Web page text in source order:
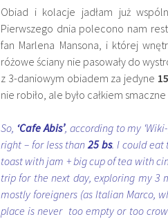
Obiad i kolacje jadłam już
Pierwszego dnia polecono nam
fan Marlena Mansona, i której
różowe ściany nie pasowały do
z 3-daniowym obiadem za jedyne
nie robiło, ale było całkiem
So, ‘Cafe Abis’, according to my
right – for less than25 bs. I could eat
toast with jam + big cup of tea with
trip for the next day, exploring my 3
mostly foreigners (as Italian Marco,
place is never too empty or too